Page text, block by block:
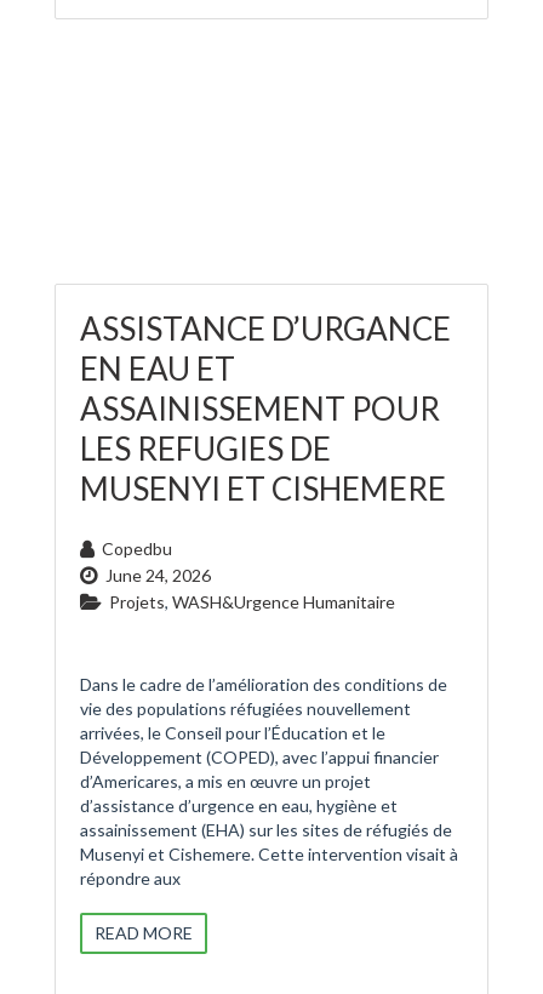
ASSISTANCE D’URGANCE
EN EAU ET
ASSAINISSEMENT POUR
LES REFUGIES DE
MUSENYI ET CISHEMERE
Copedbu
June 24, 2026
Projets, WASH&Urgence Humanitaire
Dans le cadre de l’amélioration des conditions de
vie des populations réfugiées nouvellement
arrivées, le Conseil pour l’Éducation et le
Développement (COPED), avec l’appui financier
d’Americares, a mis en œuvre un projet
d’assistance d’urgence en eau, hygiène et
assainissement (EHA) sur les sites de réfugiés de
Musenyi et Cishemere. Cette intervention visait à
répondre aux
READ MORE